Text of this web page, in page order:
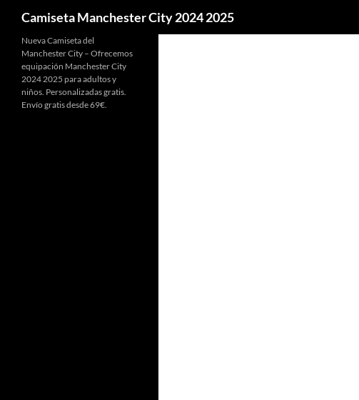
Camiseta Manchester City 2024 2025
Nueva Camiseta del
Manchester City – Ofrecemos
equipación Manchester City
2024 2025 para adultos y
niños. Personalizadas gratis.
Envío gratis desde 69€.